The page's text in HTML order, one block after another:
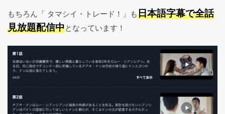
もちろん「 タマシイ・トレード！」も日本語字幕で全話
見放題配信中となっています！